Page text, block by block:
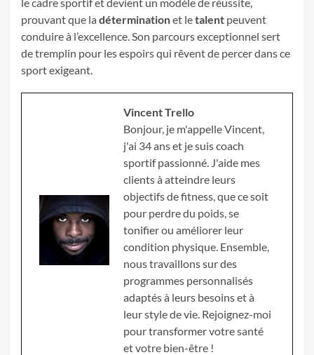
prouvant que la déterminationet letalent peuvent
conduire à l’excellence. Son parcours exceptionnel sert
de tremplin pour les espoirs qui rêvent de percer dans ce
sport exigeant.
Vincent Trello
Bonjour, je m'appelle Vincent,
j'ai 34 ans et je suis coach
sportif passionné. J'aide mes
clients à atteindre leurs
objectifs de fitness, que ce soit
pour perdre du poids, se
tonifier ou améliorer leur
condition physique. Ensemble,
nous travaillons sur des
programmes personnalisés
adaptés à leurs besoins et à
leur style de vie. Rejoignez-moi
pour transformer votre santé
et votre bien-être !